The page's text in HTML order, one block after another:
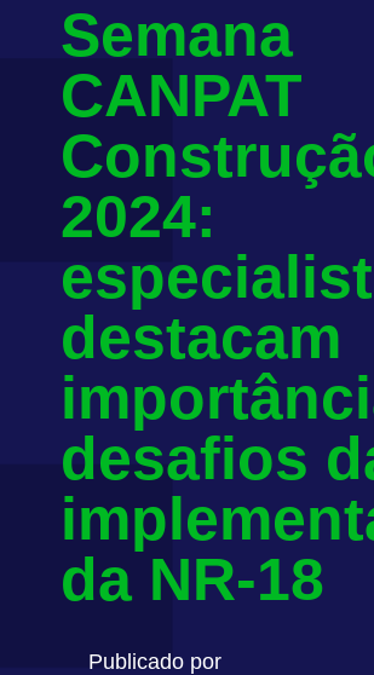
Semana
CANPAT
2024:
destacam
desafios
da NR-18
Publicado por